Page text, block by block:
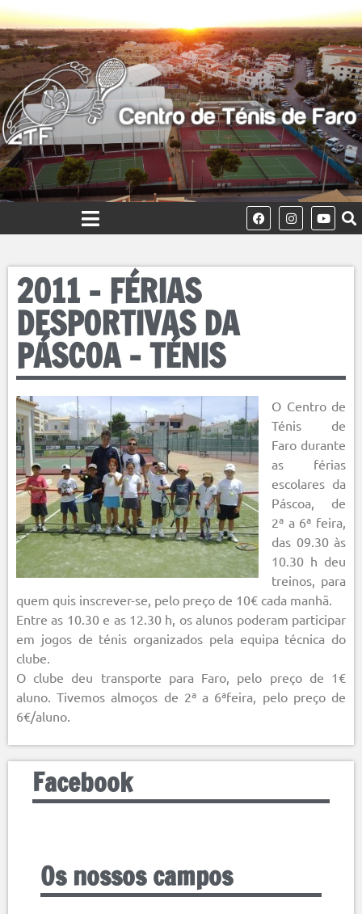
2011 – FÉRIAS
DESPORTIVAS DA
PÁSCOA – TÉNIS
O Centro de
Ténis de
Faro durante
as férias
escolares da
Páscoa, de
2ª a 6ª feira,
das 09.30 às
10.30 h deu
treinos, para
quem quis inscrever-se, pelo preço de 10€ cada manhã.
Entre as 10.30 e as 12.30 h, os alunos poderam participar
em jogos de ténis organizados pela equipa técnica do
clube.
O clube deu transporte para Faro, pelo preço de 1€
aluno. Tivemos almoços de 2ª a 6ªfeira, pelo preço de
6€/aluno.
Facebook
Os nossos campos